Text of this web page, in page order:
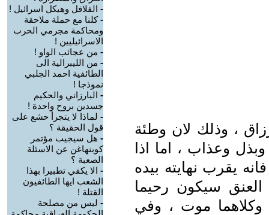
، وذلك لان وطئة
وعذاب ، اما اذا
يقرب نهايته بيده
سيكون رحيما
موت ، وفي
- الفلافل وهيكل اسرائيل !
-كلنا مع حملة ملاحقة
ومحاكمة مجرمي الحرب
الاسرائيليين !
- من عجائب الواو !
- من الليبرالية الى
الطائفية احمد الجلبي
نموذجا !
- البارزاني والحكيم
جسدين بروح واحدة !
- لماذا لا يتجرأ حشع على
قول الحقيقة ؟
- هل سيجيب مؤتمر
كوبنهاغن عن الاسئلة
الصعبة ؟
- الا يكفي تطبيرا بهذا
الشعب ايها الطائفيون
القتلة !
- ليس من مصلحة